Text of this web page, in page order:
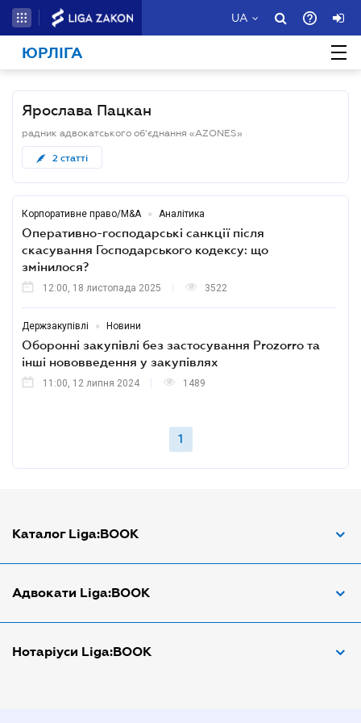
UA
ЮРЛІГА
Ярослава Пацкан
радник адвокатського об’єднання «AZONES»
2 статті
Корпоративне право/M&A • Аналітика
Оперативно-господарські санкції після
скасування Господарського кодексу: що
змінилося?
12:00, 18 листопада 2025 3522
Держзакупівлі • Новини
Оборонні закупівлі без застосування Prozorro та
інші нововведення у закупівлях
11:00, 12 липня 2024 1489
1
Каталог Liga:BOOK
Адвокат по ДТП
Арбітражний керуючий
Адвокати Liga:BOOK
Адвокати Дніпра
Нотаріуси Liga:BOOK